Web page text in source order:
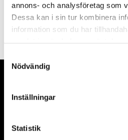
annons- och analysföretag som
Dessa kan i sin tur kombinera
information som du har
Nödvändig
Inställningar
Statistik
Dina personuppgifter behandlas i
Våra främsta leverantörer är KS
& däckmaskiner och Master
gärna om vad som helst då vi